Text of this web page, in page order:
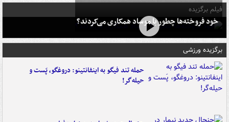
فیلم برگزیده
خود فروخته‌ها چطور با موساد همکاری می‌کردند؟
برگزیده ورزشی
حمله تند فیگو به اینفانتینو: دروغگو، پَست‌ و
حیله‌گر!